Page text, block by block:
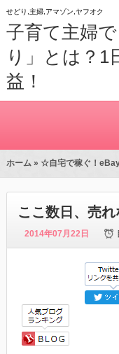
せどり,主婦,アマゾン,ヤフオク
子育て主婦
り」とは？1
益！
ホーム» ☆自宅で稼ぐ！
ここ数日、売
2014年07月22日